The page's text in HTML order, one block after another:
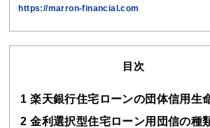
https://marron-financial.com
目次
1 楽天銀行住宅ローンの団体信用生
2 金利選択型住宅ローン用団信の種